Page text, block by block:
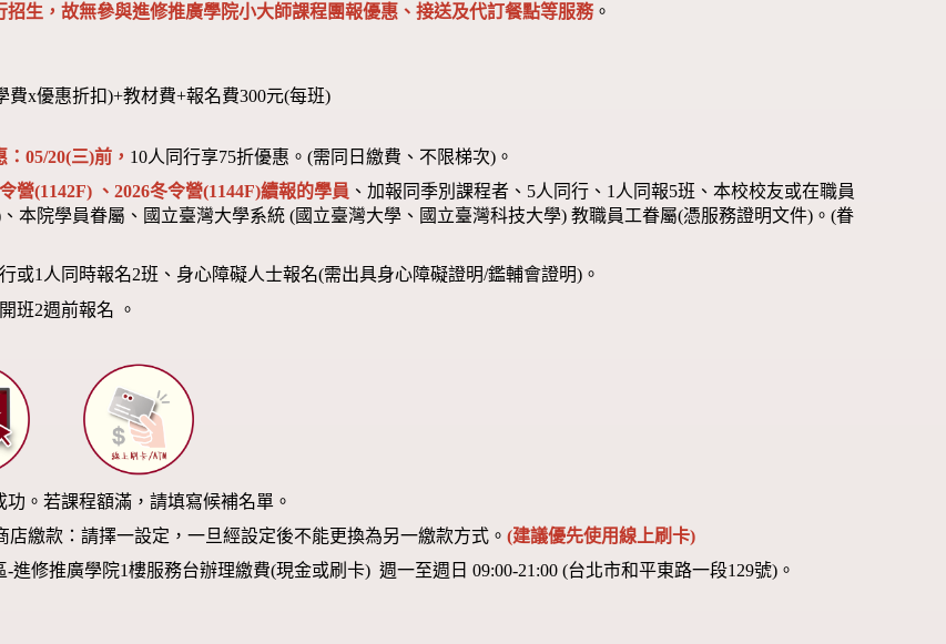
招生，故無參與進修推廣學院小大師課程團報優惠、接送及代訂餐點等服務。
費x優惠折扣)+教材費+報名費300元(每班)
05/20(三)前， 10人同行享75折優惠。(需同日繳費、不限梯次)。
營(1142F) 、2026冬令營(1144F)續報的學員 、加報同季別課程者、5人同行、1人同報5班、本校校友或在職員
本院學員眷屬、國立臺灣大學系統 (國立臺灣大學、國立臺灣科技大學) 教職員工眷屬(憑服務證明文件)。(眷
行或1人同時報名2班、身心障礙人士報名(需出具身心障礙證明/鑑輔會證明)。
班2週前報名 。
。若課程額滿，請填寫候補名單。
店繳款：請擇一設定，一旦經設定後不能更換為另一繳款方式。(建議優先使用線上刷卡)
進修推廣學院1樓服務台辦理繳費(現金或刷卡) 週一至週日 09:00-21:00 (台北市和平東路一段129號)。